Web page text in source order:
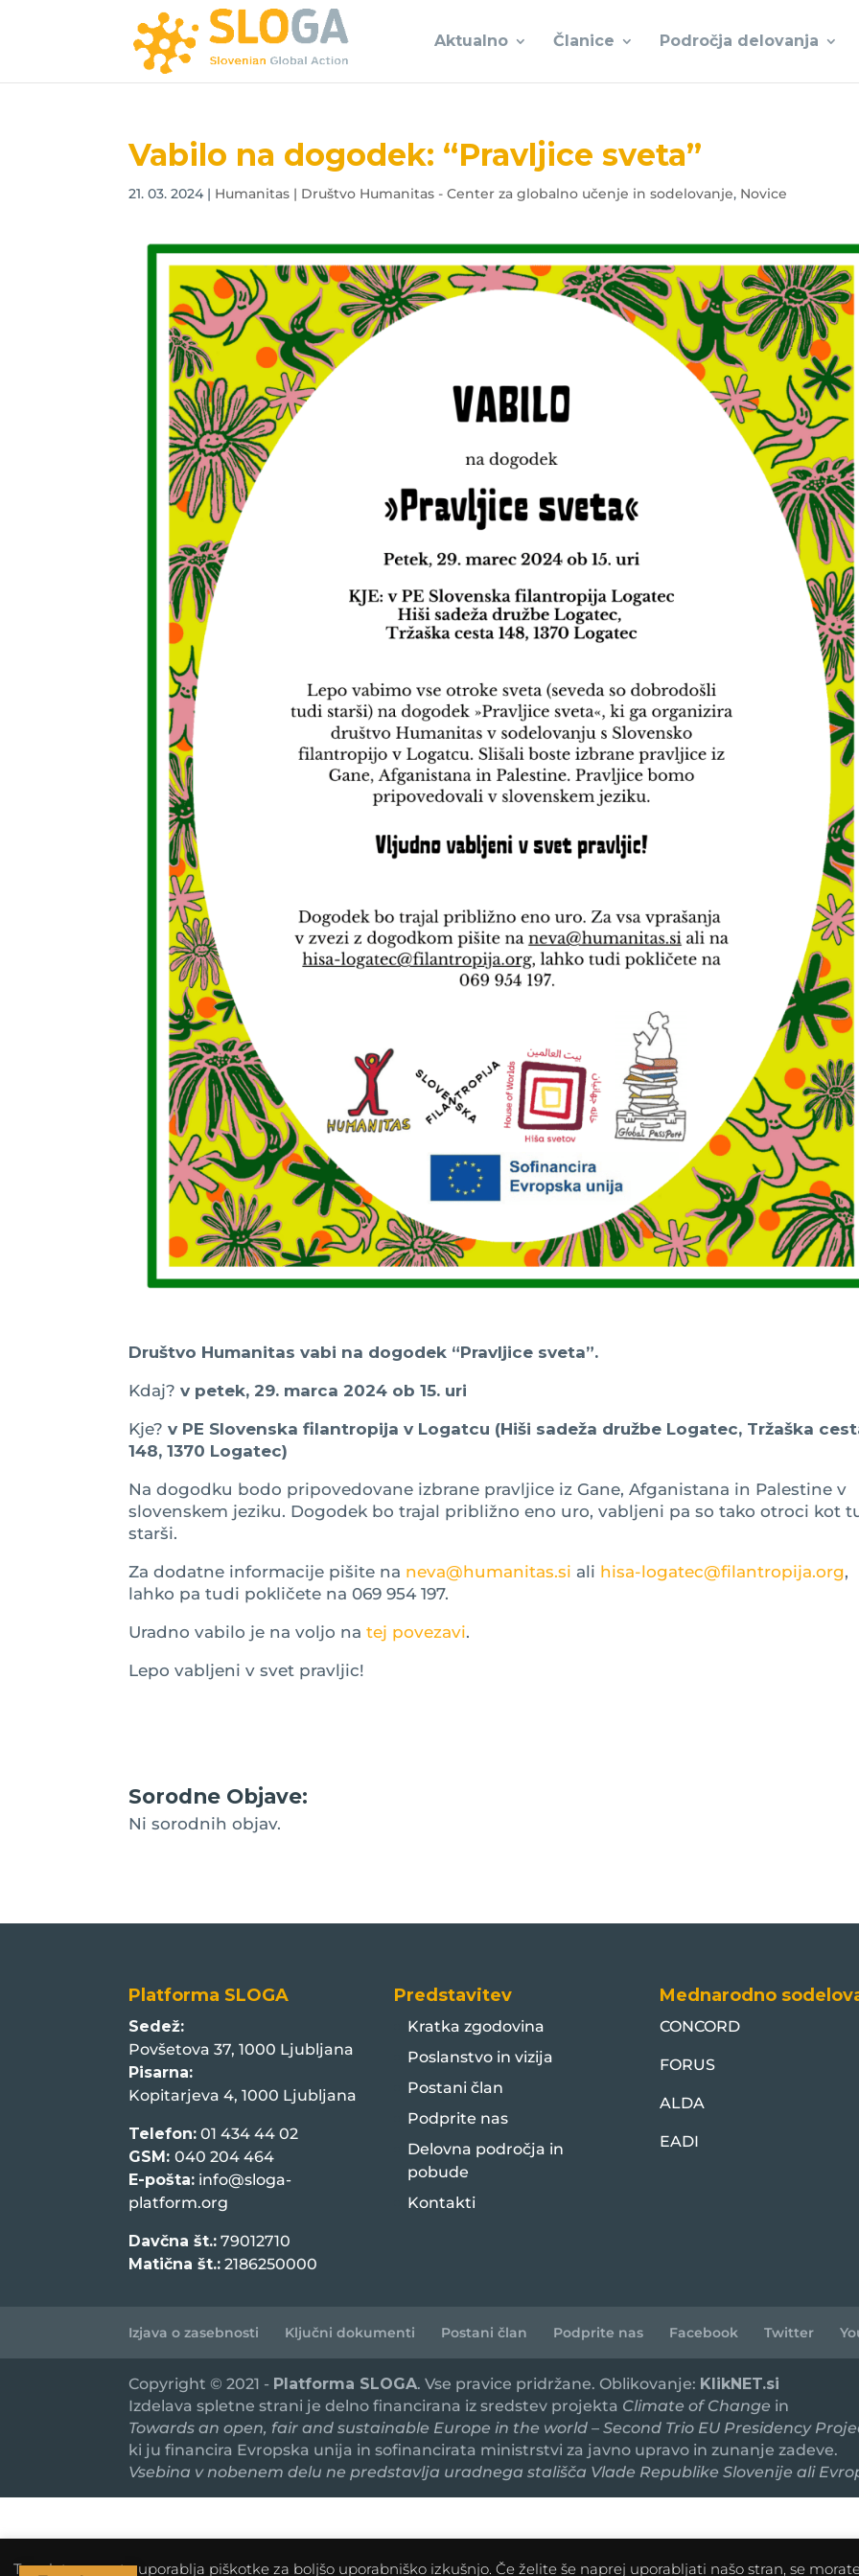
Aktualno Članice Področja delovanja
Vabilo na dogodek: “Pravljice sveta”
21. 03. 2024 | Humanitas | Društvo Humanitas - Center za globalno učenje in sodelovanje, Novice
Društvo Humanitas vabi na dogodek “Pravljice sveta”.
Kdaj?v petek, 29. marca 2024 ob 15. uri
Kje?v PE Slovenska filantropija v Logatcu (Hiši sadeža družbe Logatec, Tržaška
148, 1370 Logatec)
Na dogodku bodo pripovedovane izbrane pravljice iz Gane, Afganistana in Palestine v
slovenskem jeziku. Dogodek bo trajal približno eno uro, vabljeni pa so tako otroci kot
starši.
Za dodatne informacije pišite na neva@humanitas.si ali hisa-logatec@filantropija.org,
lahko pa tudi pokličete na 069 954 197.
Uradno vabilo je na voljo natej povezavi.
Lepo vabljeni v svet pravljic!
Sorodne Objave:
Ni sorodnih objav.
Platforma SLOGA
Sedež:
Povšetova 37, 1000 Ljubljana
Pisarna:
Kopitarjeva 4, 1000 Ljubljana
Telefon: 01 434 44 02
GSM:040 204 464
E-pošta: info@sloga-
platform.org
Davčna št.: 79012710
Matična št.: 2186250000
Predstavitev
Kratka zgodovina
Poslanstvo in vizija
Postani član
Podprite nas
Delovna področja in
pobude
Kontakti
Mednarodno
CONCORD
FORUS
ALDA
EADI
Izjava o zasebnosti Ključni dokumenti Postani član Podprite nas Facebook Twitter
Copyright © 2021 - Platforma SLOGA. Vse pravice pridržane. Oblikovanje: KlikNET.si
Izdelava spletne strani je delno financirana iz sredstev projekta Climate of Change in
Towards an open, fair and sustainable Europe in the world – Second Trio EU Presidency
ki ju financira Evropska unija in sofinancirata ministrstvi za javno upravo in zunanje zadeve.
Vsebina v nobenem delu ne predstavlja uradnega stališča Vlade Republike Slovenije ali
To spletno mesto uporablja piškotke za boljšo uporabniško izkušnjo. Če želite še naprej uporabljati našo stran, se